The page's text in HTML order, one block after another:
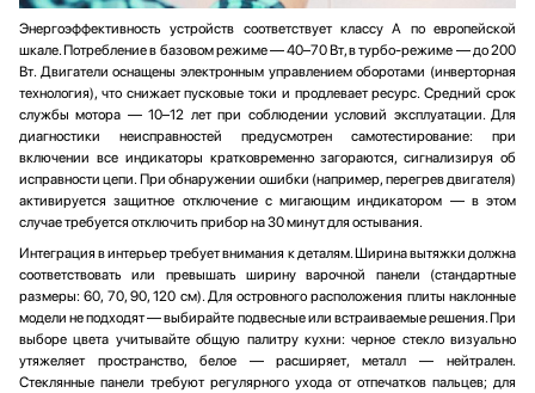
Энергоэффективность устройств соответствует классу А по европейской
шкале. Потребление в базовом режиме — 40–70 Вт, в турбо-режиме — до 200
Вт. Двигатели оснащены электронным управлением оборотами (инверторная
технология), что снижает пусковые токи и продлевает ресурс. Средний срок
службы мотора — 10–12 лет при соблюдении условий эксплуатации. Для
диагностики неисправностей предусмотрен самотестирование: при
включении все индикаторы кратковременно загораются, сигнализируя об
исправности цепи. При обнаружении ошибки (например, перегрев двигателя)
активируется защитное отключение с мигающим индикатором — в этом
случае требуется отключить прибор на 30 минут для остывания.
Интеграция в интерьер требует внимания к деталям. Ширина вытяжки должна
соответствовать или превышать ширину варочной панели (стандартные
размеры: 60, 70, 90, 120 см). Для островного расположения плиты наклонные
модели не подходят — выбирайте подвесные или встраиваемые решения. При
выборе цвета учитывайте общую палитру кухни: черное стекло визуально
утяжеляет пространство, белое — расширяет, металл — нейтрален.
Стеклянные панели требуют регулярного ухода от отпечатков пальцев; для